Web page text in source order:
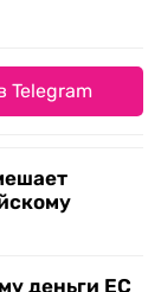
Telegram
деньги ЕС